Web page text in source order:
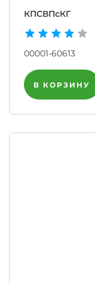
КПСВПсКГ
00001-60613
В КОРЗИНУ